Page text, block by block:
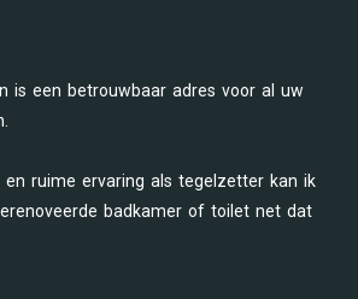
is een betrouwbaar adres voor al uw
en ruime ervaring als tegelzetter kan ik
badkamer of toilet net dat